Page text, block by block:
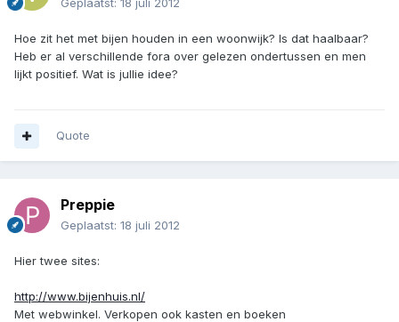
Geplaatst: 18 juli 2012
Hoe zit het met bijen houden in een woonwijk? Is dat haalbaar?
Heb er al verschillende fora over gelezen ondertussen en men
lijkt positief. Wat is jullie idee?
Quote
Preppie
Geplaatst: 18 juli 2012
Hier twee sites:
http://www.bijenhuis.nl/
Met webwinkel. Verkopen ook kasten en boeken